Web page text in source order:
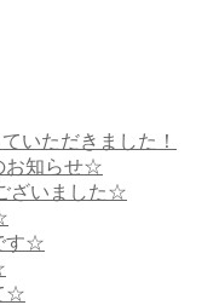
いただきました！
お知らせ☆
ざいました☆
す☆
☆